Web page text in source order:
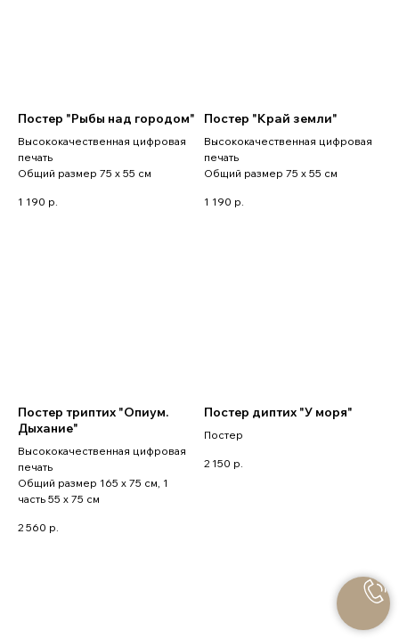
Постер "Рыбы над городом"
Высококачественная цифровая
печать
Общий размер 75 x 55 см
1 190 р.
Постер "Край земли"
Высококачественная цифровая
печать
Общий размер 75 x 55 см
1 190 р.
Постер триптих "Опиум.
Дыхание"
Высококачественная цифровая
печать
Общий размер 165 x 75 см, 1
часть 55 x 75 см
2 560 р.
Постер диптих "У моря"
Постер
2 150 р.